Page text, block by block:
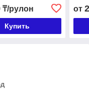
₸/рулон
Купить
от